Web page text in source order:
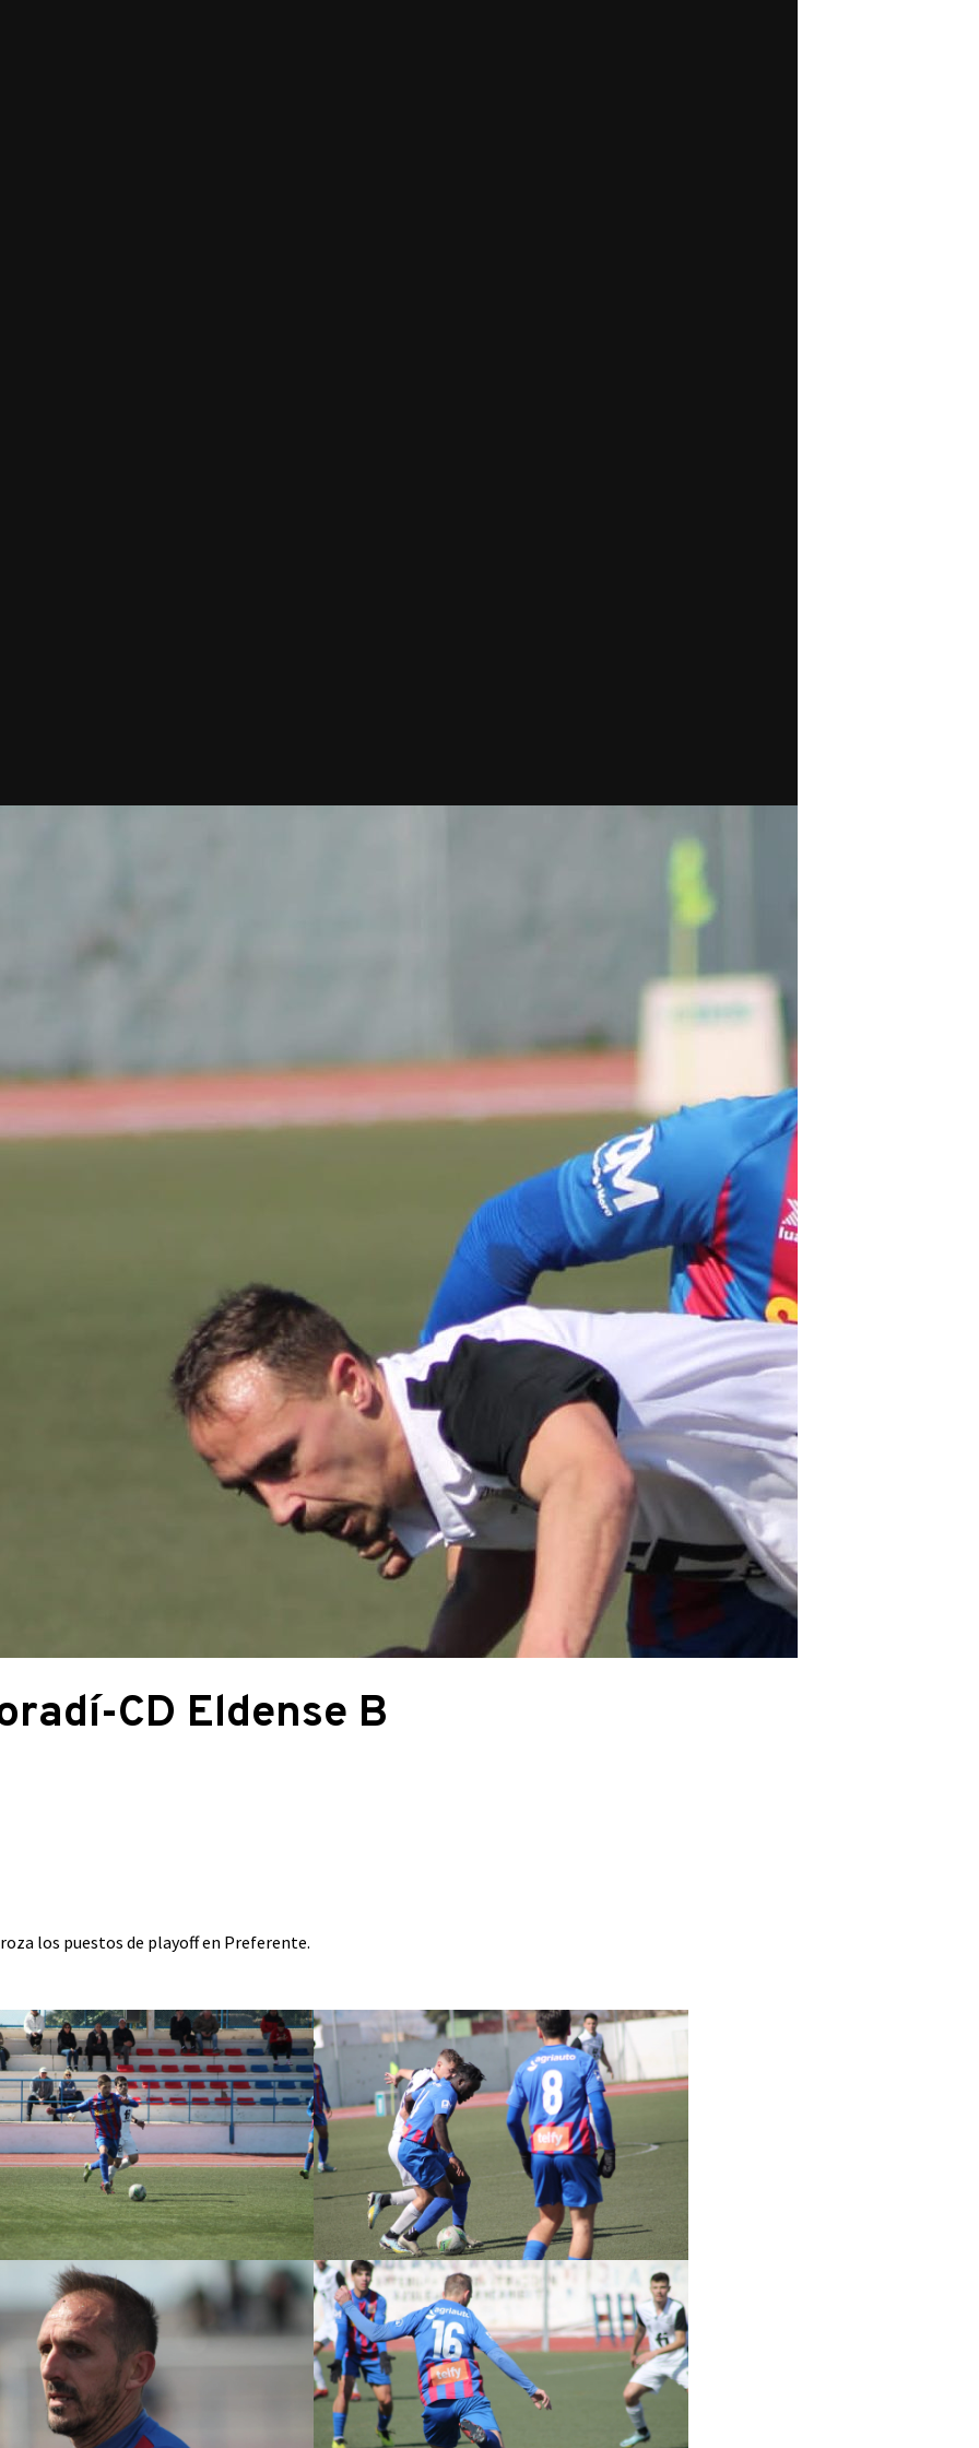
CD Eldense B
los puestos de playoff en Preferente.